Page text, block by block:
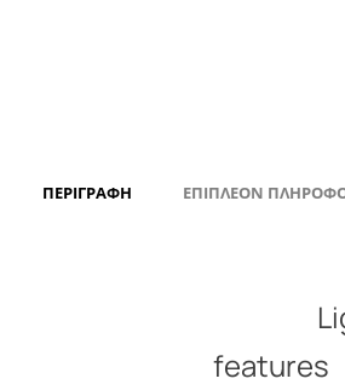
ΠΕΡΙΓΡΑΦΉ ΕΠΙΠΛΈΟΝ
features